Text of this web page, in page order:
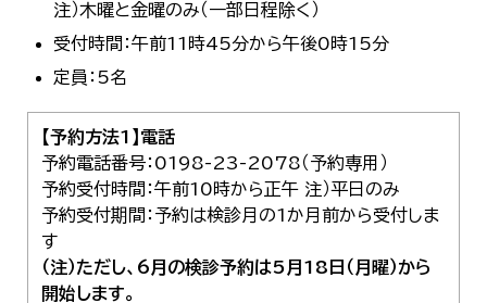
注）木曜と金曜のみ（一部日程除く）
受付時間：午前11時45分から午後0時15分
定員：5名
【予約方法1】電話
予約電話番号：0198-23-2078（予約専用）
予約受付時間：午前10時から正午 注）平日のみ
予約受付期間：予約は検診月の1か月前から受付しま
す
（注）ただし、6月の検診予約は5月18日（月曜）から
開始します。